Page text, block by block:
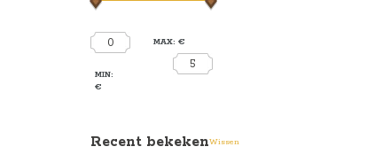
0
MIN:
€
MAX: €
5
Recent bekekenWissen